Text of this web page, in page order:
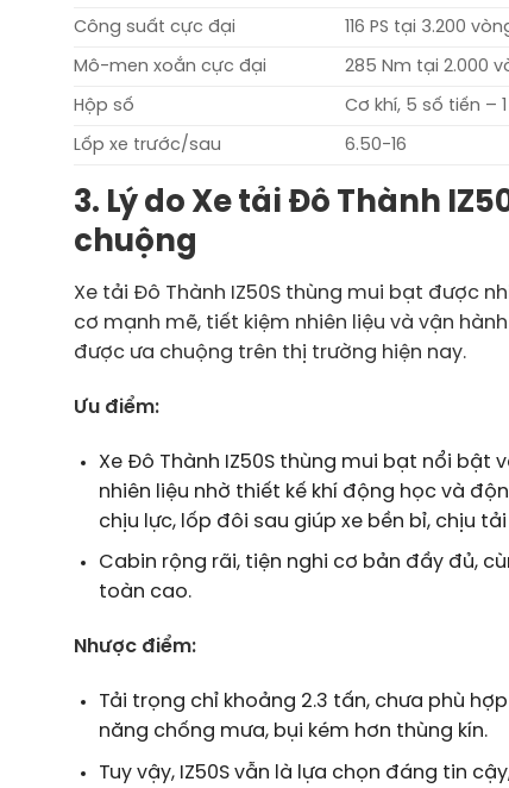
Công suất cực đại 116 PS tại 3.200
Mô-men xoắn cực đại 285 Nm tại 2.000
Hộp số Cơ khí, 5 số tiến –
Lốp xe trước/sau 6.50-16
3. Lý do Xe tải Đô Thành
chuộng
Xe tải Đô Thành IZ50S thùng mui bạt được
cơ mạnh mẽ, tiết kiệm nhiên liệu và vận
được ưa chuộng trên thị trường hiện nay.
Ưu điểm:
Xe Đô Thành IZ50S thùng mui bạt nổi bật
nhiên liệu nhờ thiết kế khí động học và
chịu lực, lốp đôi sau giúp xe bền bỉ, chịu
Cabin rộng rãi, tiện nghi cơ bản đầy đủ,
toàn cao.
Nhược điểm:
Tải trọng chỉ khoảng 2.3 tấn, chưa phù
năng chống mưa, bụi kém hơn thùng kín.
Tuy vậy, IZ50S vẫn là lựa chọn đáng tin